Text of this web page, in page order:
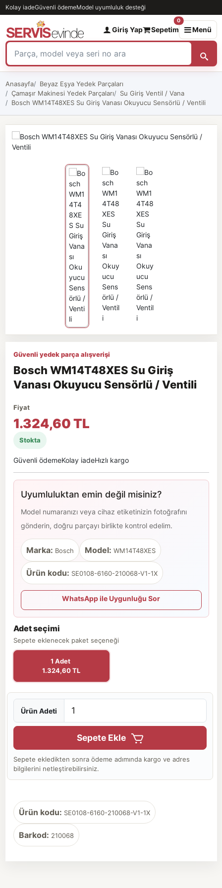
Kolay iadeGüvenli ödemeModel uyumluluk desteği
Giriş Yap Sepetim
0
Menü
Anasayfa
Beyaz Eşya Yedek Parçaları
Çamaşır Makinesi Yedek Parçaları
Su Giriş Ventil / Vana
Bosch WM14T48XES Su Giriş Vanası Okuyucu Sensörlü / Ventili
Güvenli yedek parça alışverişi
Bosch WM14T48XES Su Giriş
Vanası Okuyucu Sensörlü / Ventili
Fiyat
1.324,60 TL
Stokta
Güvenli ödemeKolay iadeHızlı kargo
Uyumluluktan emin değil misiniz?
Model numaranızı veya cihaz etiketinizin fotoğrafını
gönderin, doğru parçayı birlikte kontrol edelim.
Marka: Bosch Model: WM14T48XES
Ürün kodu: SE0108-6160-210068-V1-1X
WhatsApp ile Uygunluğu Sor
Adet seçimi
Sepete eklenecek paket seçeneği
1 Adet
1.324,60 TL
Ürün Adeti
Sepete Ekle
Sepete ekledikten sonra ödeme adımında kargo ve adres
bilgilerini netleştirebilirsiniz.
Ürün kodu: SE0108-6160-210068-V1-1X
Barkod: 210068